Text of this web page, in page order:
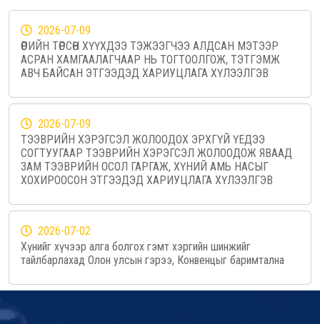
2026-07-09
ӨӨРИЙН ТӨРСӨН ХҮҮХДЭЭ ТЭЖЭЭГЧЭЭ АЛДСАН МЭТЭЭР
АСРАН ХАМГААЛАГЧААР НЬ ТОГТООЛГОЖ, ТЭТГЭМЖ
АВЧ БАЙСАН ЭТГЭЭДЭД ХАРИУЦЛАГА ХҮЛЭЭЛГЭВ
2026-07-09
ТЭЭВРИЙН ХЭРЭГСЭЛ ЖОЛООДОХ ЭРХГҮЙ ҮЕДЭЭ
СОГТУУГААР ТЭЭВРИЙН ХЭРЭГСЭЛ ЖОЛООДОЖ ЯВААД
ЗАМ ТЭЭВРИЙН ОСОЛ ГАРГАЖ, ХҮНИЙ АМЬ НАСЫГ
ХОХИРООСОН ЭТГЭЭДЭД ХАРИУЦЛАГА ХҮЛЭЭЛГЭВ
2026-07-02
Хүнийг хүчээр алга болгох гэмт хэргийн шинжийг
тайлбарлахад Олон улсын гэрээ, Конвенцыг баримтална